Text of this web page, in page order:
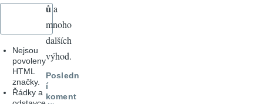
Nejsou
povoleny
HTML
značky.
Řádky a
ůa
mnoho
dalších
výhod.
Posledn
í
koment